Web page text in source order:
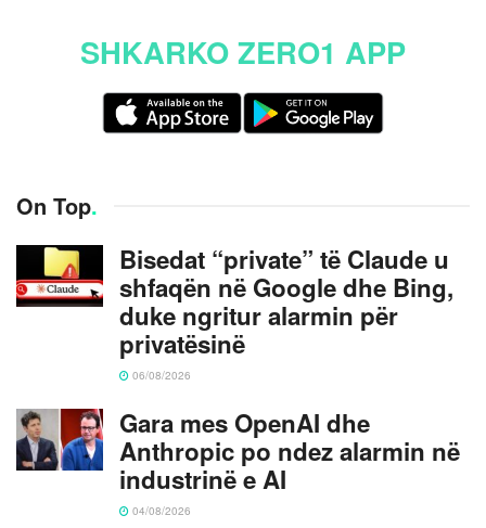
SHKARKO ZERO1 APP
On Top.
Bisedat “private” të Claude u
shfaqën në Google dhe Bing,
duke ngritur alarmin për
privatësinë
06/08/2026
Gara mes OpenAI dhe
Anthropic po ndez alarmin në
industrinë e AI
04/08/2026